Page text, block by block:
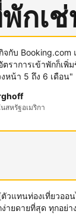
กเ
จกับ Booking.com
ราการเข้าพักก็เพิ่
หน้า 5 ถึง 6 เดือน"
สหรัฐอเมริกา
วแทนท่องเที่ยวออ
ายดายที่สุด ทุกอย่า